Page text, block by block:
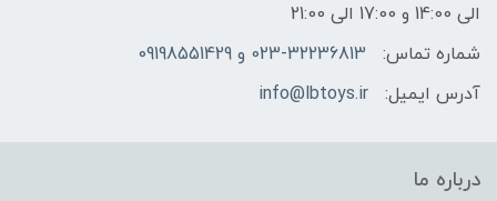
الی 14:00 و 17:00 الی 21:00
شماره تماس:
023-32236813 و 09198551429
آدرس ایمیل:
info@lbtoys.ir
درباره ما